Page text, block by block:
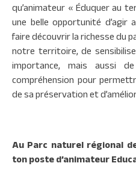
qu’animateur « Éduquer au
une belle opportunité
faire découvrir la richesse du
notre territoire, de
importance, mais aussi
compréhension pour
de sa préservation et
Au Parc naturel régional
ton poste d’animateur